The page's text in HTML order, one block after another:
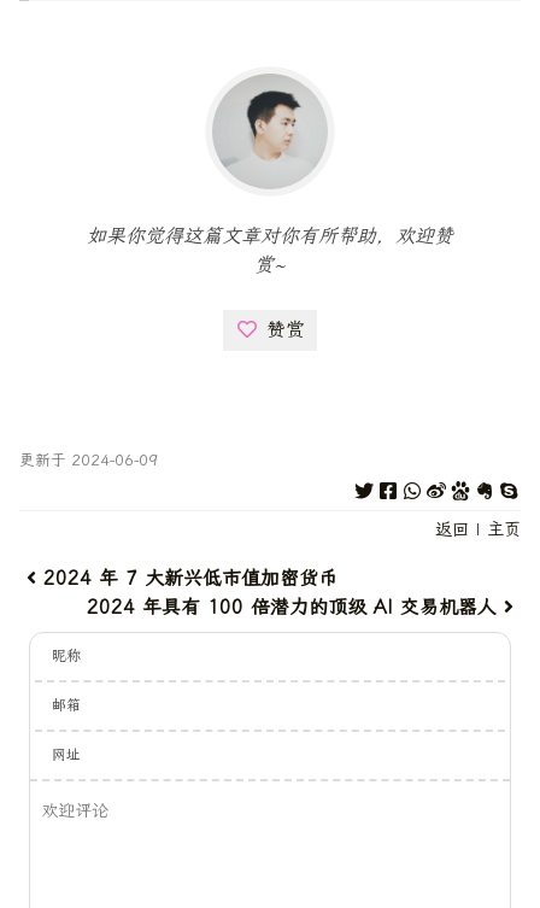
如果你觉得这篇文章对你有所帮助，欢迎赞
赏~
赞赏
更新于 2024-06-09
返回 | 主页
2024 年 7 大新兴低市值加密货币
2024 年具有 100 倍潜力的顶级 AI 交易机器人
昵称
邮箱
网址